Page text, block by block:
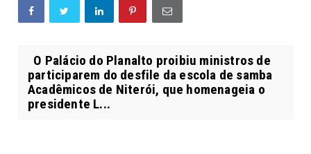
O Palácio do Planalto proibiu ministros de
participarem do desfile da escola de samba
Acadêmicos de Niterói, que homenageia o
presidente L...